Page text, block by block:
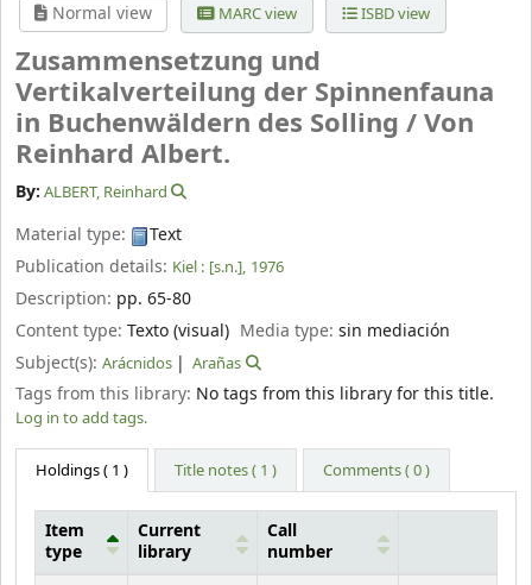
Normal view MARC view ISBD view
Zusammensetzung und
Vertikalverteilung der Spinnenfauna
in Buchenwäldern des Solling /Von
Reinhard Albert.
By: ALBERT, Reinhard
Material type:
Text
Publication details: Kiel : [s.n.], 1976
Description: pp. 65-80
Content type: Texto (visual) Media type:sin mediación
Subject(s): Arácnidos Arañas
Tags from this library: No tags from this library for this title.
Log in to add tags.
Holdings( 1 ) Title notes ( 1 ) Comments ( 0 )
Item
type
Current
library
Call
number